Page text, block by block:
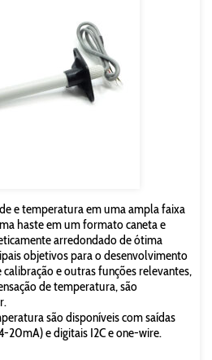
e temperatura em uma ampla faixa
haste em um formato caneta e
arredondado de ótima
objetivos para o desenvolvimento
calibração e outras funções relevantes,
de temperatura, são
são disponíveis com saídas
20mA) e digitais I2C e one-wire.